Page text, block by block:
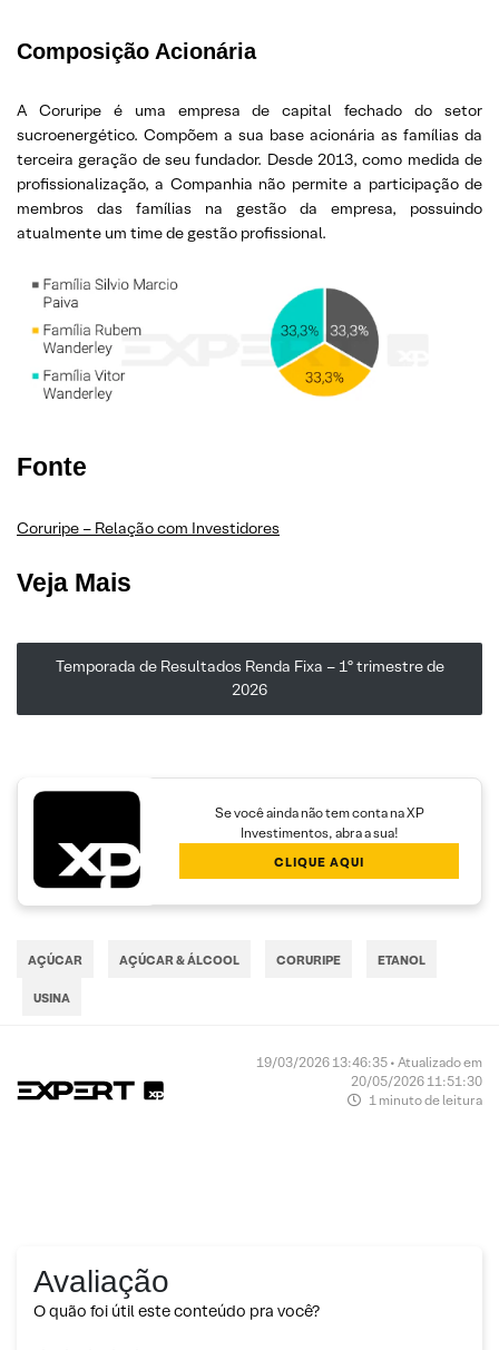
Composição Acionária
A Coruripe é uma empresa de capital fechado do setor
sucroenergético. Compõem a sua base acionária as famílias da
terceira geração de seu fundador. Desde 2013, como medida de
profissionalização, a Companhia não permite a participação de
membros das famílias na gestão da empresa, possuindo
atualmente um time de gestão profissional.
Fonte
Coruripe – Relação com Investidores
Veja Mais
Temporada de Resultados Renda Fixa – 1º trimestre de
2026
Se você ainda não tem conta na XP
Investimentos, abra a sua!
CLIQUE AQUI
AÇÚCAR AÇÚCAR & ÁLCOOL CORURIPE ETANOL
USINA
19/03/2026 13:46:35 • Atualizado em
20/05/2026 11:51:30
1 minuto de leitura
Avaliação
O quão foi útil este conteúdo pra você?